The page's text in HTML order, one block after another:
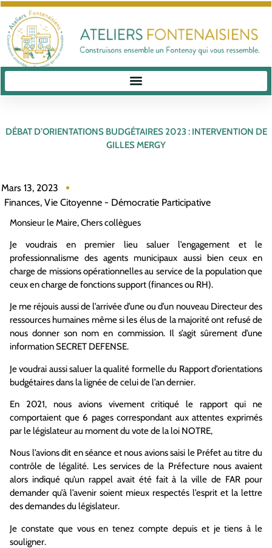
DÉBAT D’ORIENTATIONS BUDGÉTAIRES 2023 : INTERVENTION DE
GILLES MERGY
Mars 13, 2023
Finances, Vie Citoyenne - Démocratie Participative
Monsieur le Maire, Chers collègues
Je voudrais en premier lieu saluer l’engagement et le
professionnalisme des agents municipaux aussi bien ceux en
charge de missions opérationnelles au service de la population que
ceux en charge de fonctions support (finances ou RH).
Je me réjouis aussi de l’arrivée d’une ou d’un nouveau Directeur des
ressources humaines même si les élus de la majorité ont refusé de
nous donner son nom en commission. Il s’agit sûrement d’une
information SECRET DEFENSE.
Je voudrai aussi saluer la qualité formelle du Rapport d’orientations
budgétaires dans la lignée de celui de l’an dernier.
En 2021, nous avions vivement critiqué le rapport qui ne
comportaient que 6 pages correspondant aux attentes exprimés
par le législateur au moment du vote de la loi NOTRE,
Nous l’avions dit en séance et nous avions saisi le Préfet au titre du
contrôle de légalité. Les services de la Préfecture nous avaient
alors indiqué qu’un rappel avait été fait à la ville de FAR pour
demander qu’à l’avenir soient mieux respectés l’esprit et la lettre
des demandes du législateur.
Je constate que vous en tenez compte depuis et je tiens à le
souligner.